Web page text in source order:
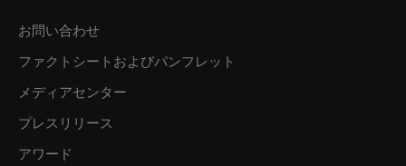
お問い合わせ
ファクトシートおよびパンフレット
メディアセンター
プレスリリース
アワード